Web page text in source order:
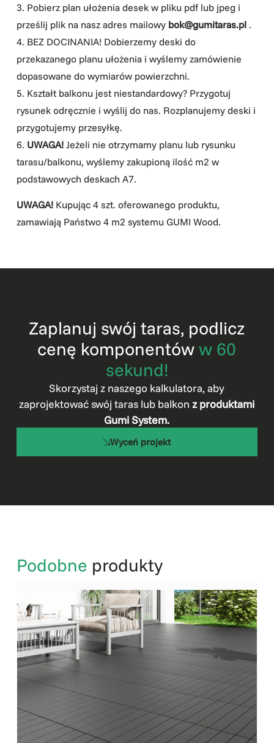
3. Pobierz plan ułożenia desek w pliku pdf lub jpeg i
prześlij plik na nasz adres mailowy bok@gumitaras.pl.
4. BEZ DOCINANIA! Dobierzemy deski do
przekazanego planu ułożenia i wyślemy zamówienie
dopasowane do wymiarów powierzchni.
5. Kształt balkonu jest niestandardowy? Przygotuj
rysunek odręcznie i wyślij do nas. Rozplanujemy deski i
przygotujemy przesyłkę.
6. UWAGA!Jeżeli nie otrzymamy planu lub rysunku
tarasu/balkonu, wyślemy zakupioną ilość m2 w
podstawowych deskach A7.
UWAGA!Kupując 4 szt. oferowanego produktu,
zamawiają Państwo 4 m2 systemu GUMI Wood.
Zaplanuj swój taras, podlicz
cenę komponentóww 60
sekund!
Skorzystaj z naszego kalkulatora, aby
zaprojektować swój taras lub balkonz produktami
Gumi System.
Wyceń projekt
Podobne produkty